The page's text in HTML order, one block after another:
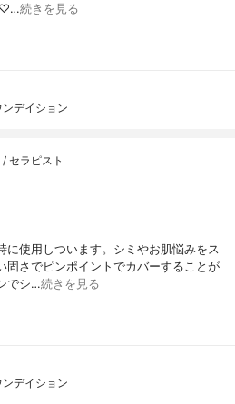
♡…続きを見る
デイション
セラピスト
に使用しついます。シミやお肌悩みをス
固さでピンポイントでカバーすることが
でシ…続きを見る
デイション